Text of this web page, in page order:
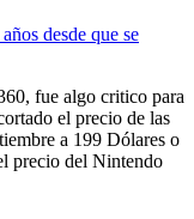
desde que se
fue algo critico para
el precio de las
a 199 Dólares o
precio del Nintendo